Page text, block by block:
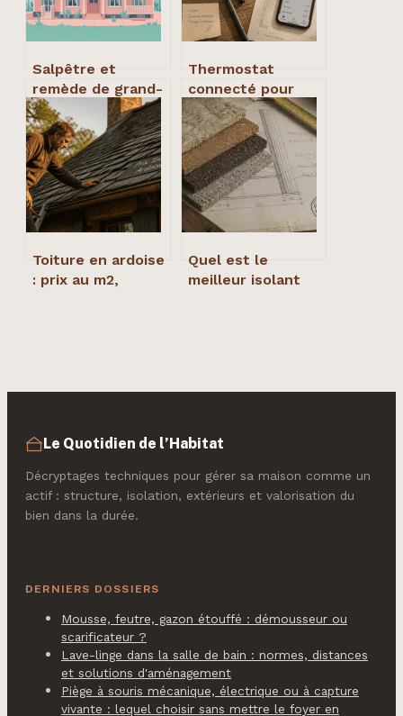
Salpêtre et
remède de grand-
mère : ce qu’il
faut vraiment
savoir
Thermostat
connecté pour
radiateur : 15 %
d’économies et
conformité
obligatoire pour
2030
Toiture en ardoise
: prix au m2,
Quel est le
meilleur isolant
Le Quotidien de l’Habitat
Décryptages techniques pour gérer sa maison comme un
actif : structure, isolation, extérieurs et valorisation du
bien dans la durée.
DERNIERS DOSSIERS
Mousse, feutre, gazon étouffé : démousseur ou
scarificateur ?
Lave-linge dans la salle de bain : normes, distances
et solutions d'aménagement
Piège à souris mécanique, électrique ou à capture
vivante : lequel choisir sans mettre le foyer en